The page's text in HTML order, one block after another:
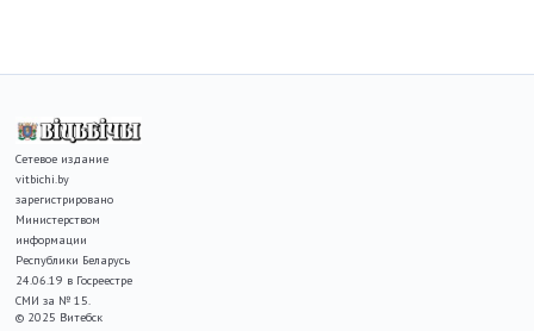
Сетевое издание
vitbichi.by
зарегистрировано
Министерством
информации
Республики Беларусь
24.06.19 в Госреестре
СМИ за № 15.
© 2025 Витебск